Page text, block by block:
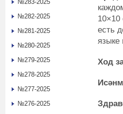
есть
языке
Ход
Исә
№283-2025
№282-2025
№281-2025
№280-2025
№279-2025
№278-2025
№277-2025
№276-2025